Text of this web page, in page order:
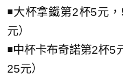
◾大杯拿鐵第2杯5元
元）
◾中杯卡布奇諾第2杯
25元）